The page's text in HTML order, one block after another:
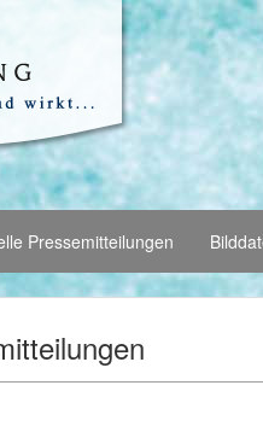
Pressemitteilungen